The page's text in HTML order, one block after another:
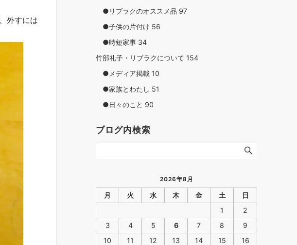
外すには
●リブラクのオススメ品 97
●子供の片付け 56
●時短家事 34
竹部礼子・リブラクについて 154
●メディア掲載 10
●家族とわたし 51
●日々のこと 90
ブログ内検索
2026年8月
月 火 水 木 金 土
日
1
2
3
4 5 6 7 8
9
10
11 12 13 14 15
16